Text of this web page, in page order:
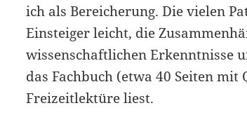
ich als Bereicherung. Die vielen
Einsteiger leicht, die
wissenschaftlichen Erkenntnisse
das Fachbuch (etwa 40 Seiten
Freizeitlektüre liest.